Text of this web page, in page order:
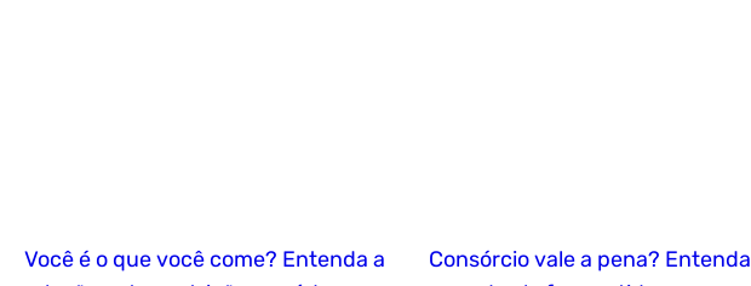
Você é o que você come? Entenda a
Consórcio vale a pena? Entenda